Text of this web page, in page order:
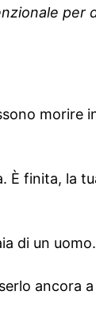
per
morire
È finita, la
di un
ancora a